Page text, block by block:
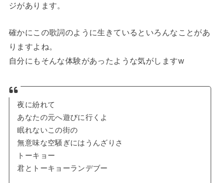
ジがあります。
確かにこの歌詞のように生きているといろんなことがあ
りますよね。
自分にもそんな体験があったような気がしますw
夜に紛れて
あなたの元へ遊びに行くよ
眠れないこの街の
無意味な空騒ぎにはうんざりさ
トーキョー
君とトーキョーランデブー